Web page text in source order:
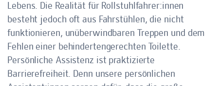
Lebens. Die Realität für Rollstuhlfahrer:innen
besteht jedoch oft aus Fahrstühlen, die nicht
funktionieren, unüberwindbaren Treppen und dem
Fehlen einer behindertengerechten Toilette.
Persönliche Assistenz ist praktizierte
Barrierefreiheit. Denn unsere persönlichen